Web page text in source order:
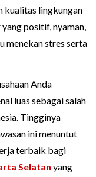
kualitas lingkungan
positif, nyaman,
menekan stres serta
Anda
luas sebagai salah
Tingginya
ini menuntut
terbaik bagi
Selatan yang